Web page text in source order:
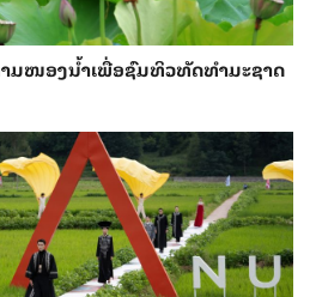
ມ​​ໜອງນ້ຳ​​ເພື່ອ​ຊົມ​ທິວ​ທັດ​ທຳ​ມະ​ຊາດ